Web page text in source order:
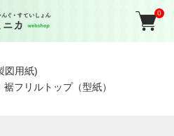
0
図用紙)
裾フリルトップ（型紙）